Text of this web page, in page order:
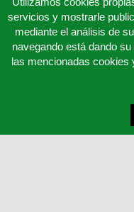
servicios y mostrarle
mediante el análisis de
navegando está dando
las mencionadas cookies